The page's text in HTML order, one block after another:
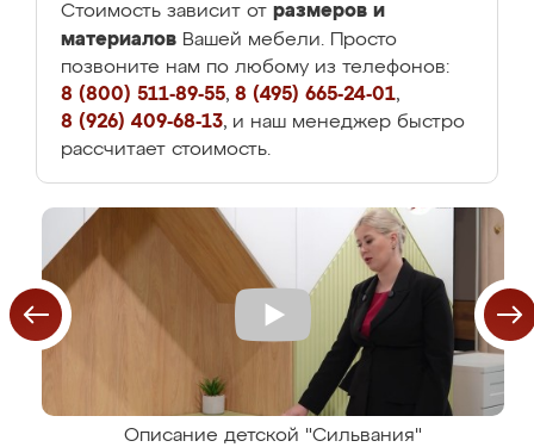
Стоимость зависит от размеров и
материалов Вашей мебели. Просто
позвоните нам по любому из телефонов:
8 (800) 511-89-55, 8 (495) 665-24-01,
8 (926) 409-68-13, и наш менеджер быстро
рассчитает стоимость.
Описание детской "Сильвания"